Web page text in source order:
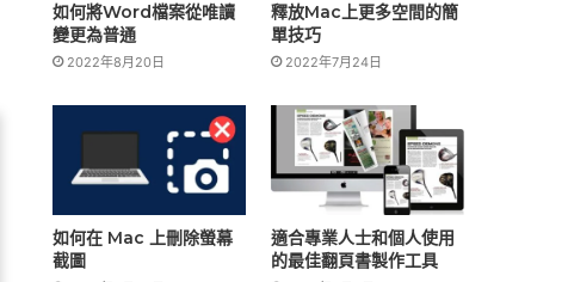
如何將Word檔案從唯讀
變更為普通
2022年8月20日
釋放Mac上更多空間的簡
單技巧
2022年7月24日
如何在 Mac 上刪除螢幕
截圖
適合專業人士和個人使用
的最佳翻頁書製作工具